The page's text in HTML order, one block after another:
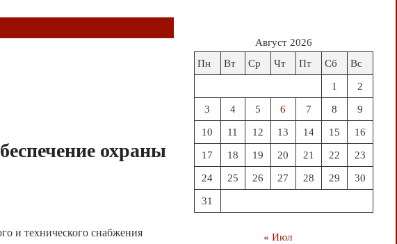
охраны
и технического снабжения
Август 2026
Пн
Вт Ср Чт Пт Сб Вс
1 2
3 4 5 6 7 8 9
10 11 12 13 14 15 16
17 18 19 20 21 22 23
24 25 26 27 28 29 30
31
« Июл